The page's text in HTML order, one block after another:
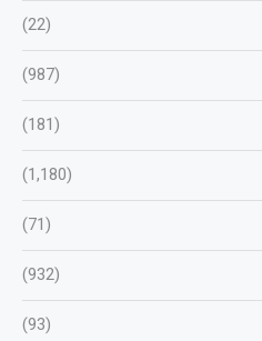
(22)
(987)
(181)
(1,180)
(71)
(932)
(93)